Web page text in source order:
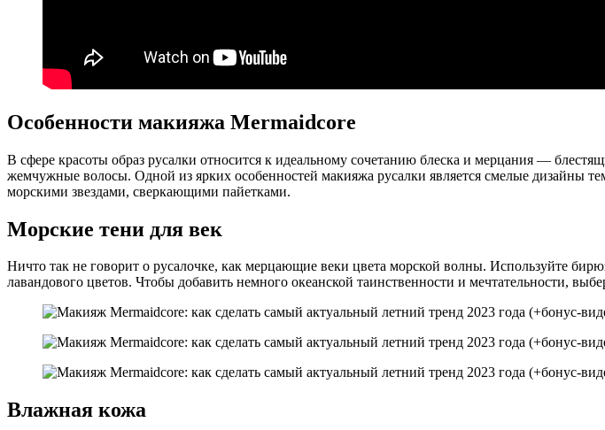
Особенности макияжа Mermaidcore
В сфере красоты образ русалки относится к идеальному сочетанию блеска и мерцания —
жемчужные волосы. Одной из ярких особенностей макияжа русалки является смелые дизайны
морскими звездами, сверкающими пайетками.
Морские тени для век
Ничто так не говорит о русалочке, как мерцающие веки цвета морской волны. Используйте
лавандового цветов. Чтобы добавить немного океанской таинственности и мечтательности,
Влажная кожа